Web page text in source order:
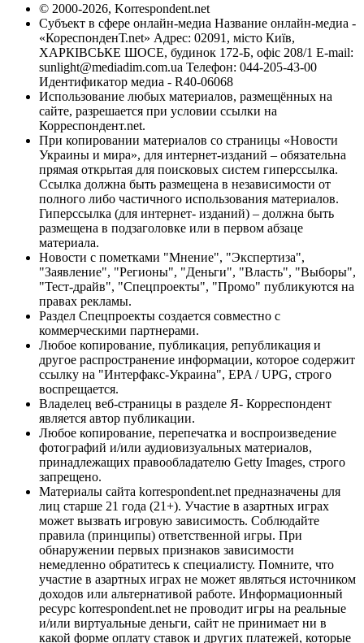
© 2000-2026, Korrespondent.net
Субъект в сфере онлайн-медиа Название онлайн-медиа -
«КореспонденТ.net» Адрес: 02091, місто Київ,
ХАРКІВСЬКЕ ШОСЕ, будинок 172-Б, офіс 208/1 E-mail:
sunlight@mediadim.com.ua Телефон: 044-205-43-00
Идентификатор медиа - R40-06068
Использование любых материалов, размещённых на
сайте, разрешается при условии ссылки на
Корреспондент.net.
При копировании материалов со страницы «Новости
Украины и мира», для интернет-изданий – обязательна
прямая открытая для поисковых систем гиперссылка.
Ссылка должна быть размещена в независимости от
полного либо частичного использования материалов.
Гиперссылка (для интернет- изданий) – должна быть
размещена в подзаголовке или в первом абзаце
материала.
Новости с пометками "Мнение", "Экспертиза",
"Заявление", "Регионы", "Деньги", "Власть", "Выборы",
"Тест-драйв", "Спецпроекты", "Промо" публикуются на
правах рекламы.
Раздел Спецпроекты создается совместно с
коммерческими партнерами.
Любое копирование, публикация, републикация и
другое распространение информации, которое содержит
ссылку на "Интерфакс-Украина", EPA / UPG, строго
воспрещается.
Владелец веб-страницы в разделе Я- Корреспондент
является автор публикации.
Любое копирование, перепечатка и воспроизведение
фотографий и/или аудиовизуальных материалов,
принадлежащих правообладателю Getty Images, строго
запрещено.
Материалы сайта korrespondent.net предназначены для
лиц старше 21 года (21+). Участие в азартных играх
может вызвать игровую зависимость. Соблюдайте
правила (принципы) ответственной игры. При
обнаружении первых признаков зависимости
немедленно обратитесь к специалисту. Помните, что
участие в азартных играх не может являться источником
доходов или альтернативой работе. Информационный
ресурс korrespondent.net не проводит игры на реальные
и/или виртуальные деньги, сайт не принимает ни в
какой форме оплату ставок и других платежей, которые